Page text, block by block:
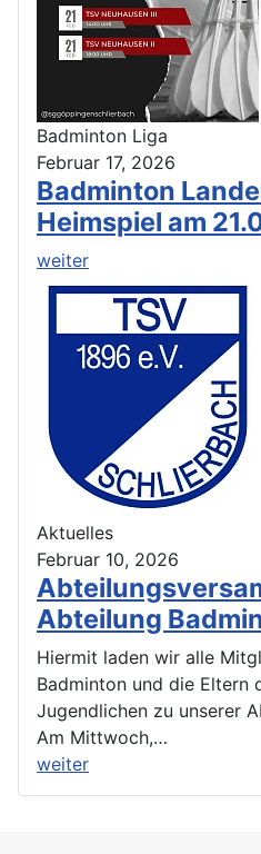
Badminton Liga
Februar 17, 2026
Badminton
Heimspiel am
weiter
Aktuelles
Februar 10, 2026
Abteilung
Hiermit laden wir alle
Badminton und die Eltern
Jugendlichen zu unserer
Am Mittwoch,…
weiter